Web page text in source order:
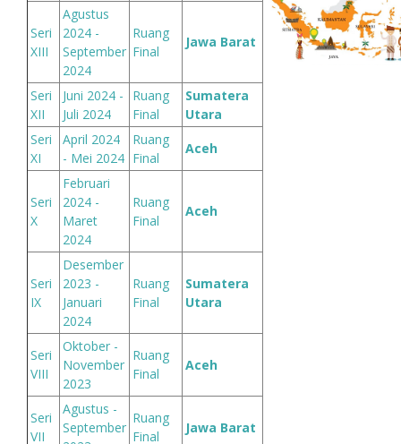
Seri
XIII
Agustus
2024 -
September
2024
Ruang
Final
Jawa Barat
Seri
XII
Juni 2024 -
Juli 2024
Ruang
Final
Sumatera
Utara
Seri
XI
April 2024
- Mei 2024
Ruang
Final
Aceh
Seri
X
Februari
2024 -
Maret
2024
Ruang
Final
Aceh
Seri
IX
Desember
2023 -
Januari
2024
Ruang
Final
Sumatera
Utara
Seri
VIII
Oktober -
November
2023
Ruang
Final
Aceh
Seri
VII
Agustus -
September
Ruang
Final
Jawa Barat